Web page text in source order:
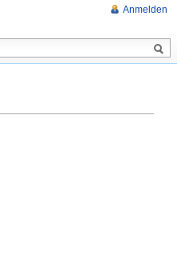
Anmelden